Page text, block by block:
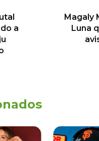
a
Magaly
Luna